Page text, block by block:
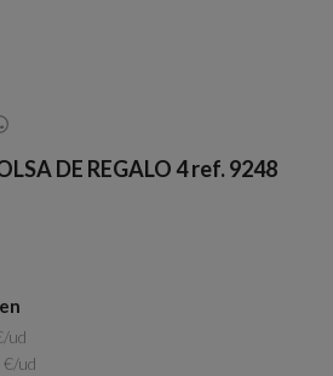
DE REGALO 4 ref. 9248
ud
€/ud